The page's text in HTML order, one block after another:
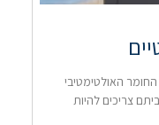
האולטימטיבי
צריכים להיות